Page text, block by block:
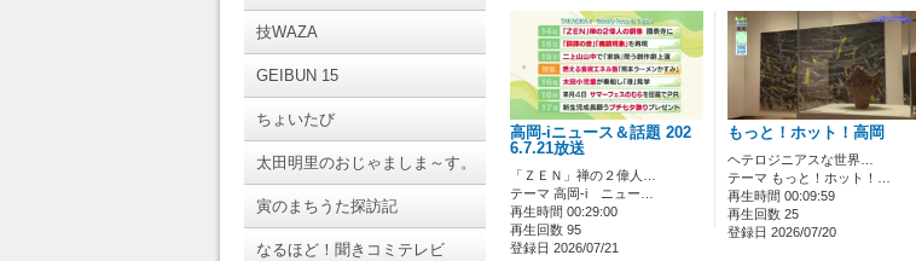
技WAZA
GEIBUN 15
ちょいたび
太田明里のおじゃましま～す。
寅のまちうた探訪記
なるほど！聞きコミテレビ
高岡-iニュース＆話題 202
6.7.21放送
「ＺＥＮ」禅の２偉人…
テーマ 高岡-i ニュー…
再生時間 00:29:00
再生回数 95
登録日 2026/07/21
もっと！ホット！高岡
ヘテロジニアスな世界…
テーマ もっと！ホット！…
再生時間 00:09:59
再生回数 25
登録日 2026/07/20